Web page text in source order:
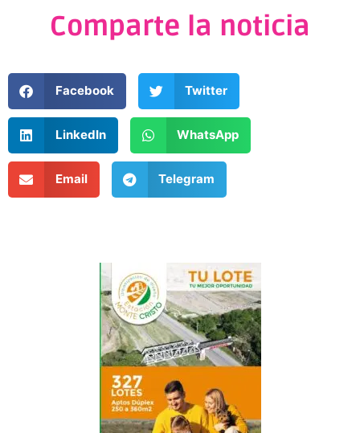
Comparte la noticia
Facebook Twitter
LinkedIn WhatsApp
Email Telegram